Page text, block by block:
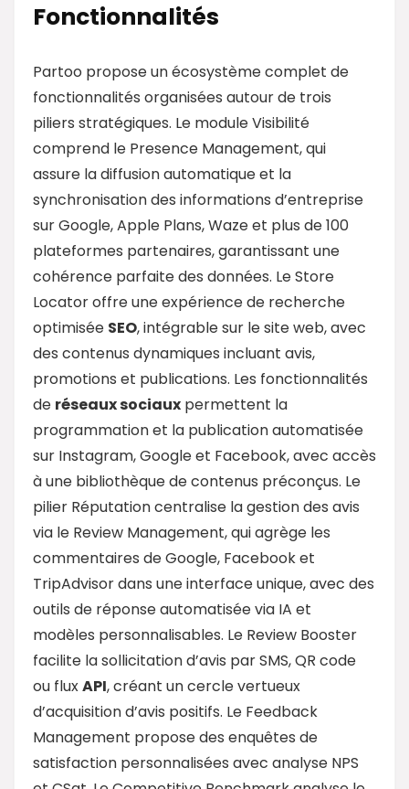
Fonctionnalités
Partoo propose un écosystème complet de
fonctionnalités organisées autour de trois
piliers stratégiques. Le module Visibilité
comprend le Presence Management, qui
assure la diffusion automatique et la
synchronisation des informations d’entreprise
sur Google, Apple Plans, Waze et plus de 100
plateformes partenaires, garantissant une
cohérence parfaite des données. Le Store
Locator offre une expérience de recherche
optimisée SEO, intégrable sur le site web, avec
des contenus dynamiques incluant avis,
promotions et publications. Les fonctionnalités
de réseaux sociaux permettent la
programmation et la publication automatisée
sur Instagram, Google et Facebook, avec accès
à une bibliothèque de contenus préconçus. Le
pilier Réputation centralise la gestion des avis
via le Review Management, qui agrège les
commentaires de Google, Facebook et
TripAdvisor dans une interface unique, avec des
outils de réponse automatisée via IA et
modèles personnalisables. Le Review Booster
facilite la sollicitation d’avis par SMS, QR code
ou fluxAPI, créant un cercle vertueux
d’acquisition d’avis positifs. Le Feedback
Management propose des enquêtes de
satisfaction personnalisées avec analyse NPS